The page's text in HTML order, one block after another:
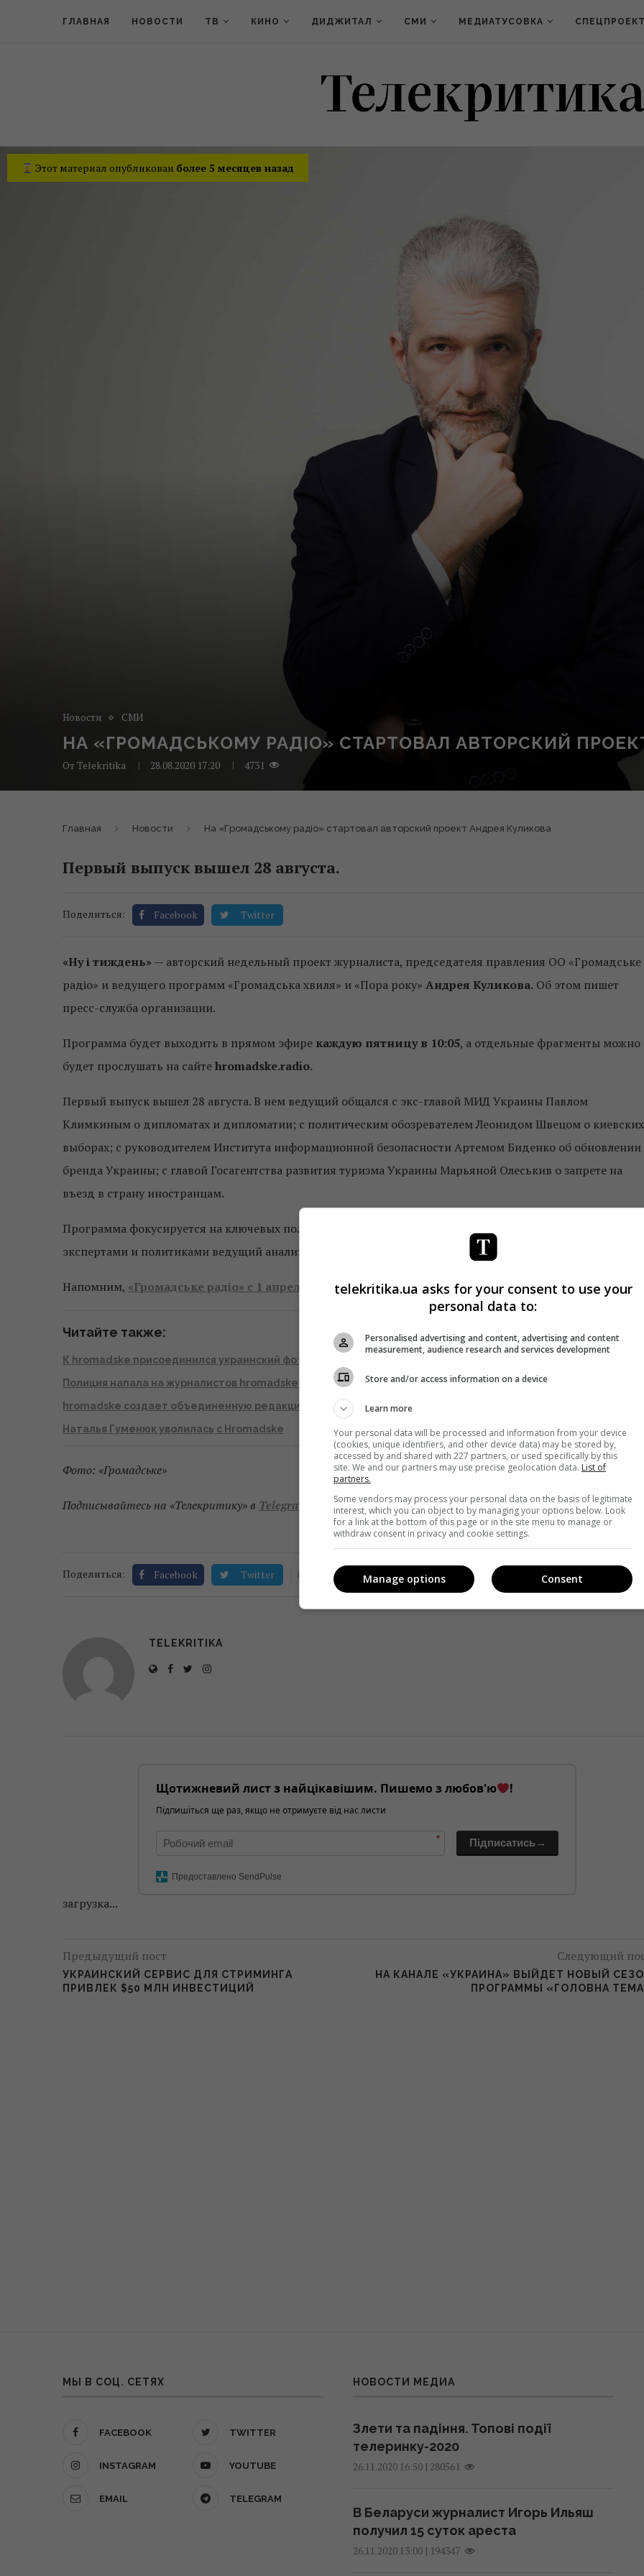
ГЛАВНАЯ НОВОСТИ ТВ КИНО ДИДЖИТАЛ СМИ МЕДИАТУСОВКА
Этот материал опубликован более 5 месяцев назад
Новости СМИ
НА «ГРОМАДСЬКОМУ РАДІО» CТАРТОВАЛ АВТОРСКИЙ
От Telekritika 28.08.2020 17:20 4731
Главная Новости На «Громадському радіо» cтартовал авторский проект Андрея Куликова
Первый выпуск вышел 28 августа.
Поделиться: Facebook Twitter
«Ну і тиждень»— авторский недельный проект журналиста, председателя правления ОО «Громадське
радіо» и ведущего программ «Громадська хвиля» и «Пора року» Андрея Куликова. Об этом пишет
пресс-служба организации.
Программа будет выходить в прямом эфире каждую пятницу в 10:05, а отдельные фрагменты можно
будет прослушать на сайтеhromadske.radio.
Первый выпуск вышел 28 августа. В нем ведущий общался с экс-главой МИД Украины Павлом
Климкиным о дипломатах и ​​дипломатии; с политическим обозревателем Леонидом Швецом о киевских
выборах; с руководителем Института информационной безопасности Артемом Биденко об обновлении
бренда Украины; с главой Госагентства развития туризма Украины Марьяной Олеськив о запрете на
въезд в страну иностранцам.
Программа фокусируется на ключевых политических, социальных и экономических вопросах. Вместе с
экспертами и политиками ведущий анализирует события недели и их последствия для Украины и мира.
Напомним, «Громадське радіо» с 1 апреля вещает на 99,4 FM в Киеве и Киевской области.
Читайте также:
К hromadske присоединился украинский фотокорреспондент Макс Левин
Полиция напала на журналистов hromadske, расследованием займется ГБР
hromadske создает объединенную редакцию под руководством нового редактора
Наталья Гуменюк уволилась с Hromadske
Фото: «Громадське»
Подписывайтесь на «Телекритику» в Telegram Facebook!
Поделиться: Facebook Twitter 0
TELEKRITIKA
Щотижневий лист з найцікавішим. Пишемо з любов'ю !
Підпишіться ще раз, якщо не отримуєте від нас листи
* Підписатись→
Предоставлено SendPulse
загрузка...
Предыдущий пост
УКРАИНСКИЙ СЕРВИС ДЛЯ СТРИМИНГА
ПРИВЛЕК $50 МЛН ИНВЕСТИЦИЙ
Следующий
НА КАНАЛЕ «УКРАИНА» ВЫЙДЕТ НОВЫЙ
ПРОГРАММЫ «ГОЛОВНА
МЫ В СОЦ. СЕТЯХ
FACEBOOK TWITTER
INSTAGRAM YOUTUBE
EMAIL TELEGRAM
НОВОСТИ МЕДИА
Злети та падіння. Топові події
телеринку-2020
26.11.2020 16:50| 280561
В Беларуси журналист Игорь Ильяш
получил 15 суток ареста
26.11.2020 13:00| 194347
telekritika.ua asks for your consent to use your
personal data to:
Personalised advertising and content, advertising and content
measurement, audience research and services development
Store and/or access information on a device
Learn more
Your personal data will be processed and information from your device
(cookies, unique identifiers, and other device data) may be stored by,
accessed by and shared with 227 partners, or used specifically by this
site. We and our partners may use precise geolocation data. List of
partners.
Some vendors may process your personal data on the basis of legitimate
interest, which you can object to by managing your options below. Look
for a link at the bottom of this page or in the site menu to manage or
withdraw consent in privacy and cookie settings.
Consent
Manage options